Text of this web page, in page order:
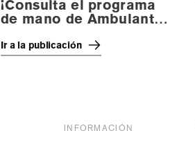
¡Consulta el programa
de mano de Ambulante
Ir a la publicación
INFORMACIÓN